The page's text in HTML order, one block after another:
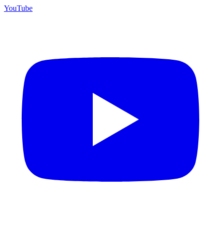
YouTube